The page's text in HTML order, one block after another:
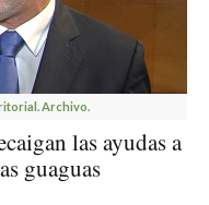
Archivo.
las ayudas a
guaguas